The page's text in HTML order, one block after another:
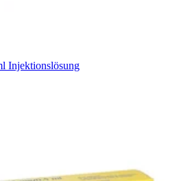
Injektionslösung